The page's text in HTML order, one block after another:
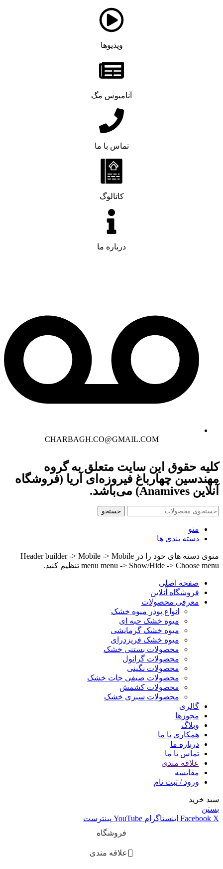
ویدیوها
آنامیوس مگ
تماس با ما
کاتالوگ
درباره ما
CHARBAGH.CO@GMAIL.COM
کلیه حقوق این سایت متعلق به گروه
مهندسین چهارباغ فیروزه‌ای آریا (فروشگاه
آنلاین Anamives) می‌باشد.
جستجو
منو
دسته بندی ها
منوی دسته های خود را در Header builder -> Mobile -> Mobile
menu menu -> Show/Hide -> Choose menu تنظیم کنید.
صفحه اصلی
فروشگاه آنلاین
معرفی محصولات
انواع پودر میوه خشک
میوه خشک حبه ای
میوه خشک گرمایشی
میوه خشک فریزدرای
محصولات بستنی خشک
محصولات گرانول
محصولات نگینی
محصولات صیفی جات خشک
محصولات کشمش
محصولات سبزی خشک
گالری
مجوزها
وبلاگ
همکاری با ما
درباره ما
تماس با ما
علاقه مندی
مقایسه
ورود / ثبت نام
سبد خرید
بستن
Facebook X اینستاگرام YouTube پینترست
فروشگاه
علاقه مندی